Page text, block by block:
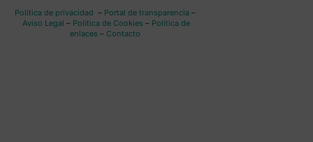
Política de privacidad – Portal de transparencia–
Aviso Legal – Política de Cookies – Política de
enlaces – Contacto